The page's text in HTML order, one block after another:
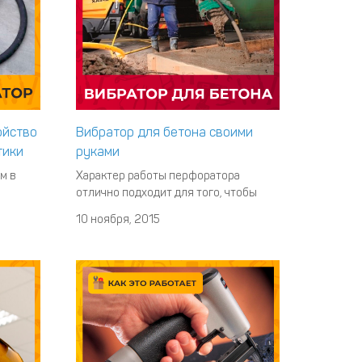
в
Вибратор для бетона своими
руками
Характер работы перфоратора
отлично подходит для того, чтобы
качестве вибратора для бетона. Если
либо стержень, выполненный из
арматуры, то он сможет пробить
раствор бетона, который используют
при заливке сооружений
вертикального типа. Наса
10 ноября, 2015